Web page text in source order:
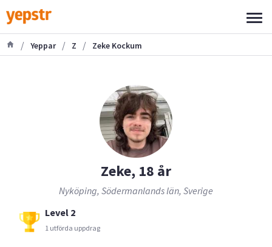
/ Yeppar / Z / Zeke Kockum
Zeke, 18 år
Nyköping, Södermanlands län, Sverige
Level 2
1 utförda uppdrag